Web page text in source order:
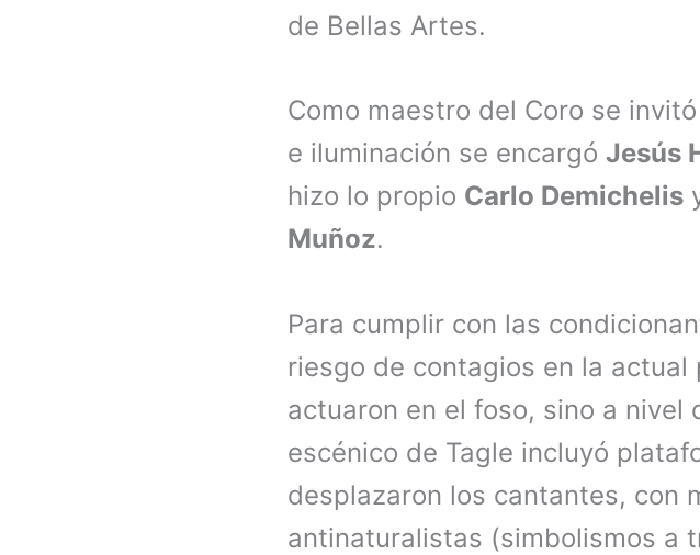
de Bellas Artes.
Como maestro del Coro se
e iluminación se encargó Jesús
hizo lo propio Carlo Demichelis
Muñoz.
Para cumplir con las
riesgo de contagios en la
actuaron en el foso, sino a nivel
escénico de Tagle incluyó
desplazaron los cantantes, con
antinaturalistas (simbolismos a